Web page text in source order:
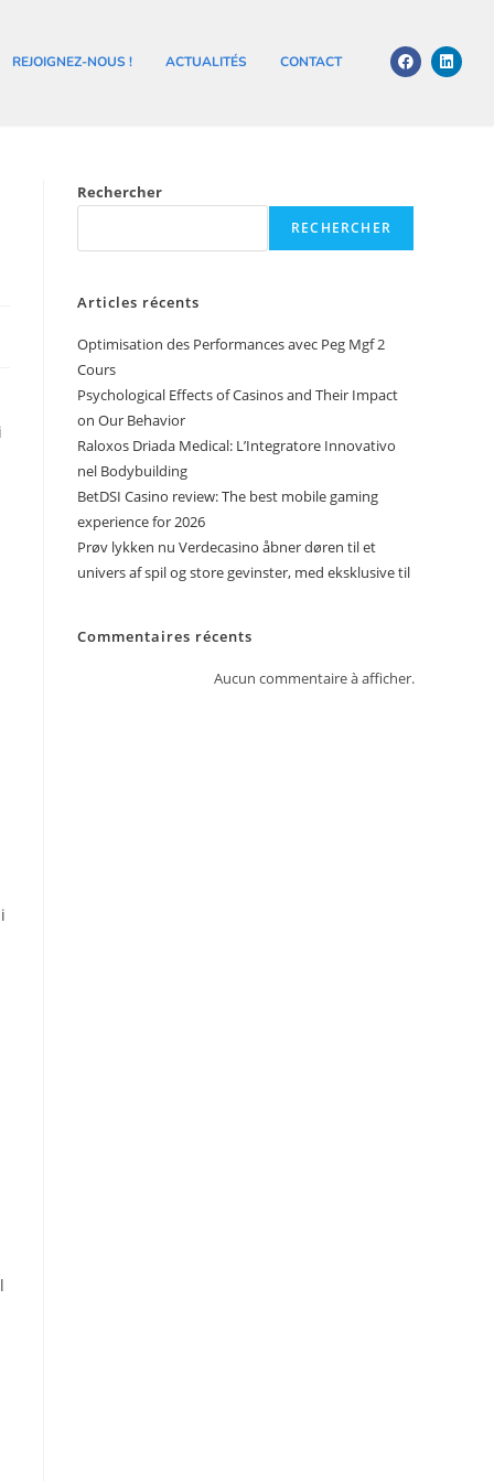
REJOIGNEZ-NOUS ! ACTUALITÉS CONTACT
Rechercher
RECHERCHER
Articles récents
Optimisation des Performances avec Peg Mgf 2
Cours
Psychological Effects of Casinos and Their Impact
on Our Behavior
Raloxos Driada Medical: L’Integratore Innovativo
nel Bodybuilding
BetDSI Casino review: The best mobile gaming
experience for 2026
Prøv lykken nu Verdecasino åbner døren til et
univers af spil og store gevinster, med eksklusive til
Commentaires récents
Aucun commentaire à afficher.